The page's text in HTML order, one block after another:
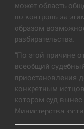
13:23
“Они должны
ответили, как
СЕРПЕНЬ
Тайвань
навчання на
может область
по контроль за
образом
разбирательства.
“По этой причине
всеобщий
приостановления
конкретным
котором суд вынес
Министерства